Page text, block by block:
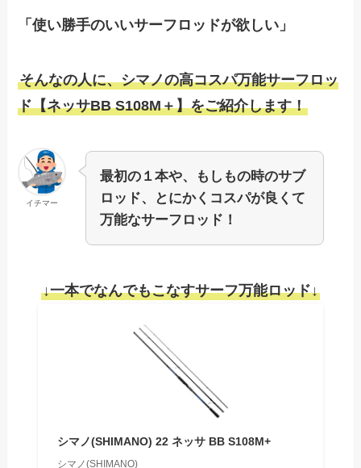
「使い勝手のいいサーフロッドが欲しい」
そんなの人に、シマノの高コスパ万能サーフロッ
ド【ネッサBB S108M＋】をご紹介します！
イチマー
最初の１本や、もしもの時のサブ
ロッド、とにかくコスパが良くて
万能なサーフロッド！
↓一本でなんでもこなすサーフ万能ロッド↓
シマノ(SHIMANO) 22 ネッサ BB S108M+
シマノ(SHIMANO)